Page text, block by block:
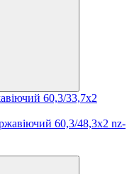
60,3/33,7х2